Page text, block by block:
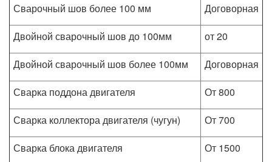
Сварочный шов более 100 мм
Договорная
Двойной сварочный шов до 100мм
от 20
Двойной сварочный шов более 100мм
Договорная
Сварка поддона двигателя
От 800
Сварка коллектора двигателя (чугун)
От 700
Сварка блока двигателя
От 1500